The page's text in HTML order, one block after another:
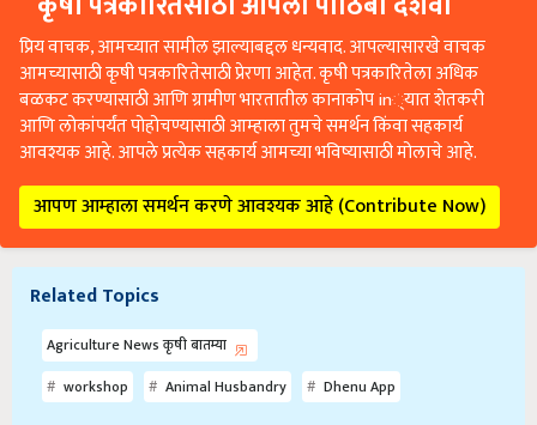
प्रिय वाचक, आमच्यात सामील झाल्याबद्दल धन्यवाद. आपल्यासारखे वाचक
आमच्यासाठी कृषी पत्रकारितेसाठी प्रेरणा आहेत. कृषी पत्रकारितेला अधिक
बळकट करण्यासाठी आणि ग्रामीण भारतातील कानाकोप in्यात शेतकरी
आणि लोकांपर्यंत पोहोचण्यासाठी आम्हाला तुमचे समर्थन किंवा सहकार्य
आवश्यक आहे. आपले प्रत्येक सहकार्य आमच्या भविष्यासाठी मोलाचे आहे.
आपण आम्हाला समर्थन करणे आवश्यक आहे (Contribute Now)
workshop
Animal Husbandry